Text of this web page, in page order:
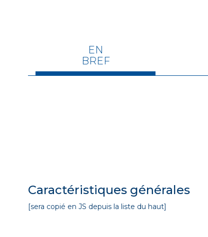
EN
BREF
Caractéristiques générales
[sera copié en JS depuis la liste du haut]